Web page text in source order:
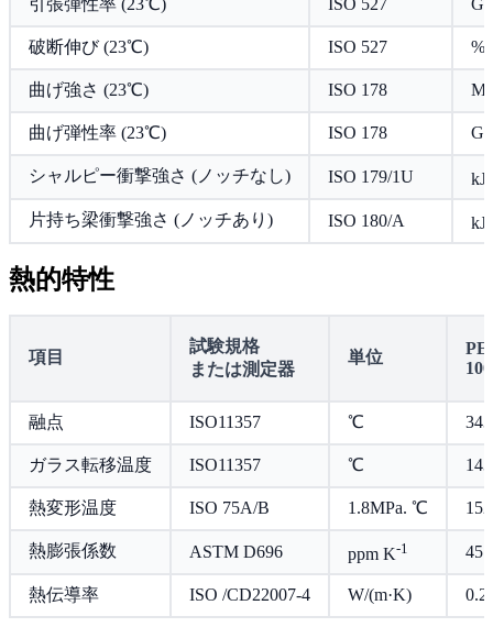
破断伸び (23℃) ISO 527 %
曲げ強さ (23℃) ISO 178
曲げ弾性率 (23℃) ISO 178
シャルピー衝撃強さ (ノッチなし) ISO 179/1U
片持ち梁衝撃強さ (ノッチあり) ISO 180/A
熱的特性
項目
試験規格
または測定器
単位
融点 ISO11357 ℃ 343
ガラス転移温度 ISO11357 ℃ 143
熱変形温度 ISO 75A/B 1.8MPa. ℃ 152
熱膨張係数 ASTM D696 ppm K-1 45
熱伝導率 ISO /CD22007-4 W/(m·K)